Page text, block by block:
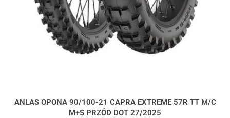
ANLAS OPONA 90/100-21 CAPRA EXTREME 57R TT M/C
M+S PRZÓD DOT 27/2025